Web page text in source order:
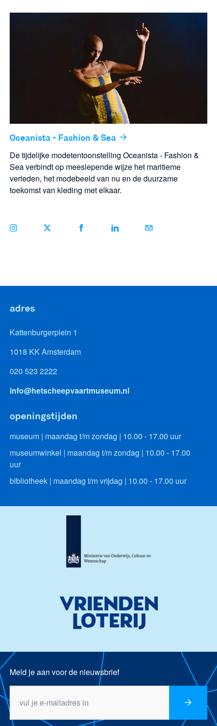
Oceanista - Fashion & Sea
De tijdelijke modetentoonstelling Oceanista - Fashion &
Sea verbindt op meeslepende wijze het maritieme
verleden, het modebeeld van nu en de duurzame
toekomst van kleding met elkaar.
adres
Kattenburgerplein 1
1018 KK Amsterdam
020 523 2222
info@hetscheepvaartmuseum.nl
openingstijden
museum | maandag t/m zondag | 10.00 - 17.00 uur
museumwinkel | maandag t/m zondag | 10.00 - 17.00
uur
bibliotheek | maandag t/m vrijdag | 10.00 - 17.00 uur
Meld je aan voor de nieuwsbrief